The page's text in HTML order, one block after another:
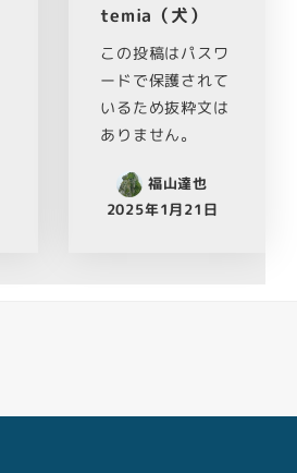
temia（犬）
この投稿はパスワ
ードで保護されて
いるため抜粋文は
ありません。
福山達也
2025年1月21日